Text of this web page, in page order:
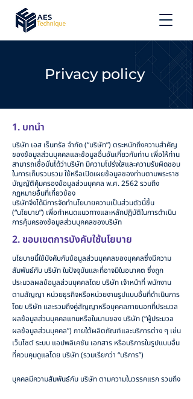
Privacy policy
1. บทนำ
บริษัท เอส เร็นทรัล จำกัด (“บริษัท”) ตระหนักถึงความสำคัญ
ของข้อมูลส่วนบุคคลและข้อมูลอื่นอันเกี่ยวกับท่าน เพื่อให้ท่าน
สามารถเชื่อมั่นได้ว่าบริษัท มีความโปร่งใสและความรับผิดชอบ
ในการเก็บรวบรวม ใช้หรือเปิดเผยข้อมูลของท่านตามพระราช
บัญญัติคุ้มครองข้อมูลส่วนบุคคล พ.ศ. 2562 รวมถึง
กฎหมายอื่นที่เกี่ยวข้อง
บริษัทจึงได้มีการจัดทำนโยบายความเป็นส่วนตัวนี้ขึ้น
(“นโยบาย”) เพื่อกำหนดแนวทางและหลักปฏิบัติในการดำเนิน
การคุ้มครองข้อมูลส่วนบุคคลของบริษัท
2. ขอบเขตการบังคับใช้นโยบาย
นโยบายนี้ใช้บังคับกับข้อมูลส่วนบุคคลของบุคคลซึ่งมีความ
สัมพันธ์กับ บริษัท ในปัจจุบันและที่อาจมีในอนาคต ซึ่งถูก
ประมวลผลข้อมูลส่วนบุคคลโดย บริษัท เจ้าหน้าที่ พนักงาน
ตามสัญญา หน่วยธุรกิจหรือหน่วยงานรูปแบบอื่นที่ดำเนินการ
โดย บริษัท และรวมถึงคู่สัญญาหรือบุคคลภายนอกที่ประมวล
ผลข้อมูลส่วนบุคคลแทนหรือในนามของ บริษัท (“ผู้ประมวล
ผลข้อมูลส่วนบุคคล”) ภายใต้ผลิตภัณฑ์และบริการต่าง ๆ เช่น
เว็บไซต์ ระบบ แอปพลิเคชัน เอกสาร หรือบริการในรูปแบบอื่น
ที่ควบคุมดูแลโดย บริษัท (รวมเรียกว่า “บริการ”)
บุคคลมีความสัมพันธ์กับ บริษัท ตามความในวรรคแรก รวมถึง